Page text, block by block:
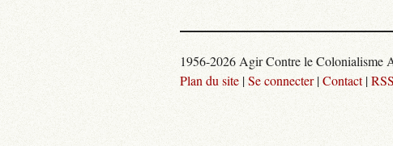
1956-2026 Agir Contre le Colonialisme
Plan du site |Se connecter|Contact|